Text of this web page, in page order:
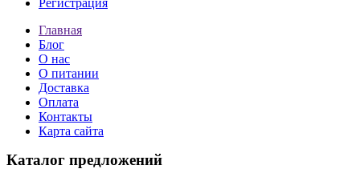
Регистрация
Главная
Блог
О нас
О питании
Доставка
Оплата
Контакты
Карта сайта
Каталог предложений